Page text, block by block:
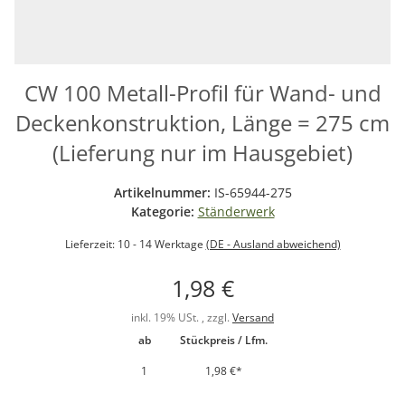
CW 100 Metall-Profil für Wand- und
Deckenkonstruktion, Länge = 275 cm
(Lieferung nur im Hausgebiet)
Artikelnummer: IS-65944-275
Kategorie: Ständerwerk
Lieferzeit: 10 - 14 Werktage (DE - Ausland abweichend)
1,98 €
inkl. 19% USt. , zzgl. Versand
ab
Stückpreis / Lfm.
1
1,98 €*